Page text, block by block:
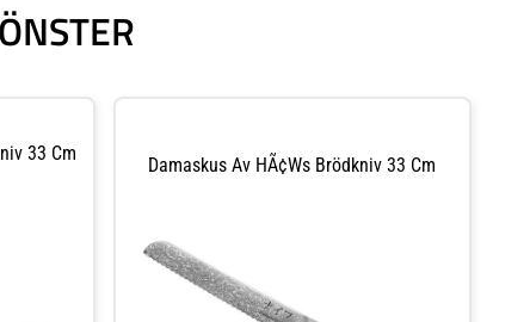
33 Cm
Damaskus Av HÃ¢ws Brödkniv 33 Cm